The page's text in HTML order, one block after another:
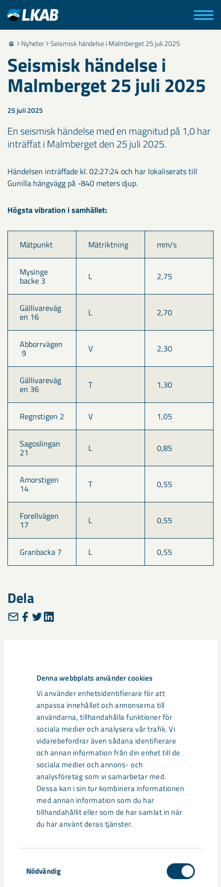
Denna webbplats använder cookies
Vi använder enhetsidentifierare för att
anpassa innehållet och annonserna till
användarna, tillhandahålla funktioner för
sociala medier och analysera vår trafik. Vi
vidarebefordrar även sådana identifierare
och annan information från din enhet till de
sociala medier och annons- och
analysföretag som vi samarbetar med.
Dessa kan i sin tur kombinera informationen
med annan information som du har
tillhandahållit eller som de har samlat in när
du har använt deras tjänster.
Nödvändig
Nyheter Seismisk händelse i Malmberget 25 juli 2025
Seismisk händelse i
Malmberget 25 juli 2025
25 juli 2025
En seismisk händelse med en magnitud på 1,0 har
inträffat i Malmberget den 25 juli 2025.
Händelsen inträffade kl. 02:27:24 och har lokaliserats till
Gunilla hängvägg på -840 meters djup.
Högsta vibration i samhället:
Mätpunkt Mätriktning mm/s
Mysinge
backe 3 L 2,75
Gällivareväg
en 16 L 2,70
Abborrvägen
9 V 2,30
Gällivareväg
en 36 T 1,30
Regnstigen 2 V 1,05
Sagoslingan
21 L 0,85
Amorstigen
14 T 0,55
Forellvägen
17 L 0,55
Granbacka 7 L 0,55
Dela
Relaterat innehåll